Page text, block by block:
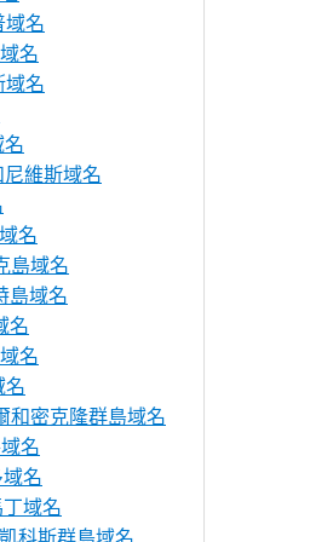
域名
名
域名
維斯域名
名
島域名
島域名
名
名
名
和密克隆群島域名
名
名
域名